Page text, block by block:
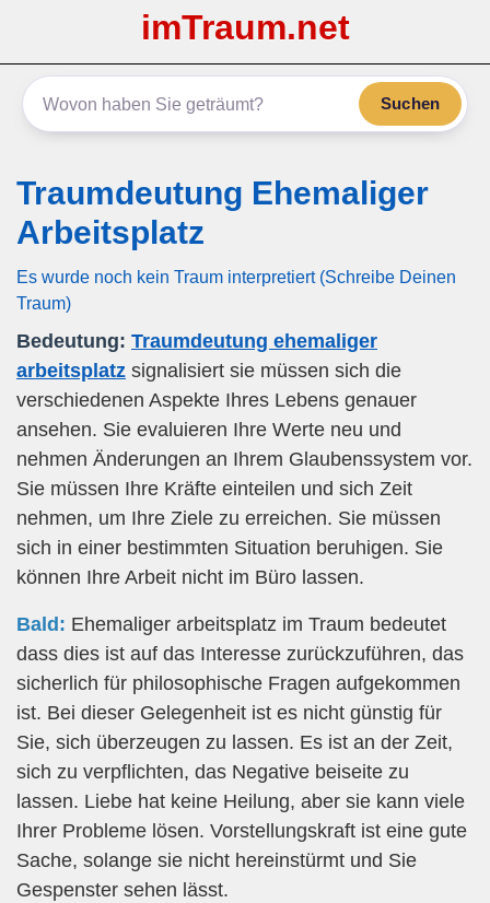
imTraum.net
Suchen
Traumdeutung Ehemaliger
Arbeitsplatz
Es wurde noch kein Traum interpretiert (Schreibe Deinen
Traum)
Bedeutung: Traumdeutung ehemaliger
arbeitsplatz signalisiert sie müssen sich die
verschiedenen Aspekte Ihres Lebens genauer
ansehen. Sie evaluieren Ihre Werte neu und
nehmen Änderungen an Ihrem Glaubenssystem vor.
Sie müssen Ihre Kräfte einteilen und sich Zeit
nehmen, um Ihre Ziele zu erreichen. Sie müssen
sich in einer bestimmten Situation beruhigen. Sie
können Ihre Arbeit nicht im Büro lassen.
Bald: Ehemaliger arbeitsplatz im Traum bedeutet
dass dies ist auf das Interesse zurückzuführen, das
sicherlich für philosophische Fragen aufgekommen
ist. Bei dieser Gelegenheit ist es nicht günstig für
Sie, sich überzeugen zu lassen. Es ist an der Zeit,
sich zu verpflichten, das Negative beiseite zu
lassen. Liebe hat keine Heilung, aber sie kann viele
Ihrer Probleme lösen. Vorstellungskraft ist eine gute
Sache, solange sie nicht hereinstürmt und Sie
Gespenster sehen lässt.